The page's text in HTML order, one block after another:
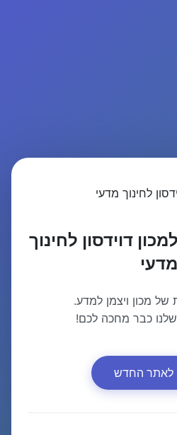
דוידסון לחינוך
מדעי
של מכון ויצמן למדע.
כבר מחכה לכם!
לאתר החדש